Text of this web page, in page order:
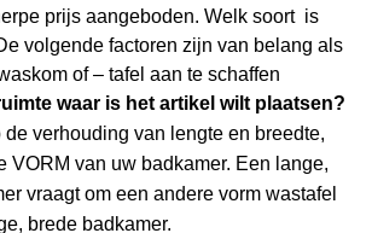
prijs aangeboden. Welk soort is
volgende factoren zijn van belang als
of – tafel aan te schaffen
waar is het artikel wilt plaatsen?
de verhouding van lengte en breedte,
VORM van uw badkamer. Een lange,
vraagt om een andere vorm wastafel
brede badkamer.